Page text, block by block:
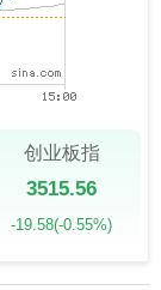
创业板指
3515.56
-19.58(-0.55%)